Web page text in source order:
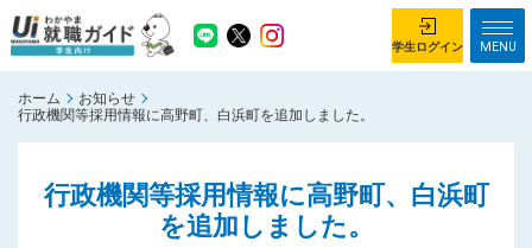
学生ログイン
ホーム 企業を探す
がっつり就業体験コース ちょこっと仕事体験コース
学生ログイン MENU
ホーム
お知らせ
行政機関等採用情報に高野町、白浜町を追加しました。
行政機関等採用情報に高野町、白浜町
を追加しました。